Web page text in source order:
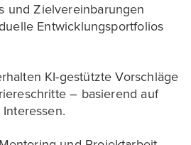
und Zielvereinbarungen
Entwicklungsportfolios
KI-gestützte Vorschläge
– basierend auf